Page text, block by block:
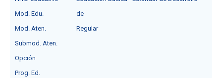
Mod. Edu.
de
Mod. Aten.
Regular
Submod. Aten.
Opción
Prog. Ed.